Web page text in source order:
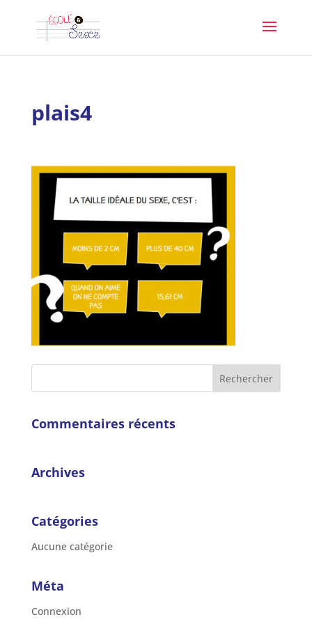
plais4
Commentaires récents
Archives
Catégories
Aucune catégorie
Méta
Connexion